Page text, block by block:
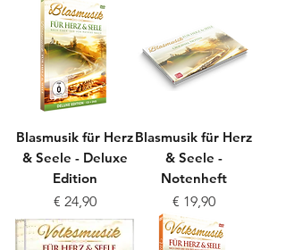
Blasmusik für Herz
& Seele - Deluxe
Edition
Preis
€ 24,90
Blasmusik für Herz
& Seele -
Notenheft
Preis
€ 19,90